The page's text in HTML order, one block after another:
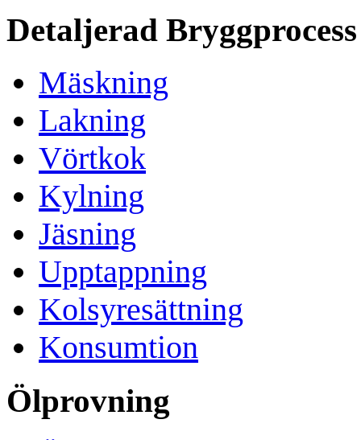
Detaljerad Bryggprocess
Mäskning
Lakning
Vörtkok
Kylning
Jäsning
Upptappning
Kolsyresättning
Konsumtion
Ölprovning